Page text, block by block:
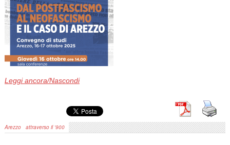
Leggi ancora/Nascondi
Arezzo attraverso il '900